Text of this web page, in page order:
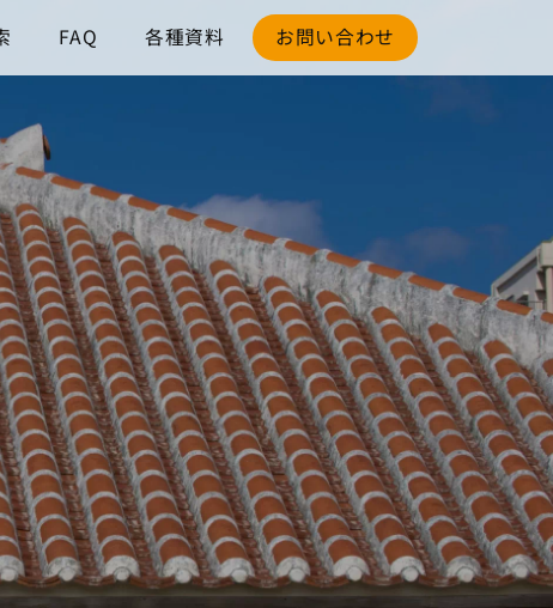
FAQ 各種資料 お問い合わせ